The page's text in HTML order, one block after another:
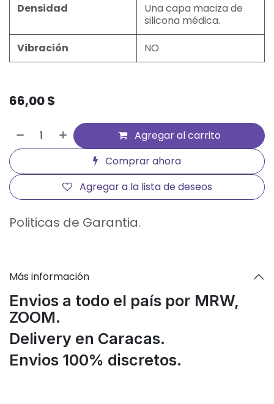
Densidad
Una capa maciza de
silicona médica.
Vibración
NO
66,00$
Agregar al carrito
Comprar ahora
Agregar a la lista de deseos
Politicas de Garantia.
Más información
Envios a todo el país por MRW,
ZOOM.
Delivery en Caracas.
Envios 100% discretos.